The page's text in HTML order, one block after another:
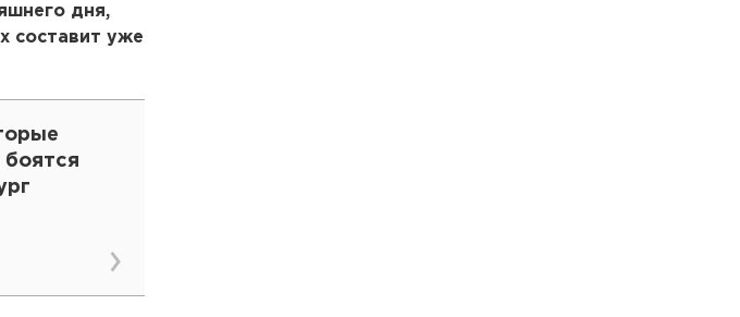
дня,
составит уже